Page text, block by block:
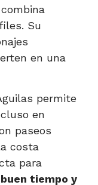
Su
en una
permite
en
paseos
costa
para
tiempo y